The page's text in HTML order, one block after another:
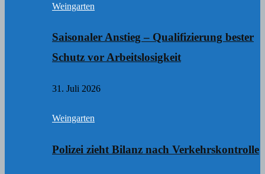
Weingarten
Saisonaler Anstieg – Qualifizierung bester
Schutz vor Arbeitslosigkeit
31. Juli 2026
Weingarten
Polizei zieht Bilanz nach Verkehrskontrolle